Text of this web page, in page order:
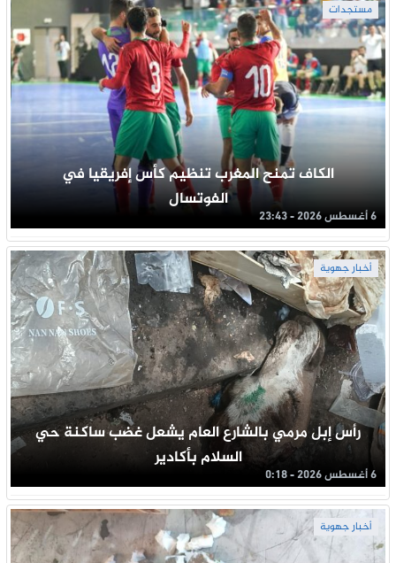
مستجدات
الكاف تمنح المغرب تنظيم كأس إفريقيا في
الفوتسال
6 أغسطس 2026 - 23:43
أخبار جهوية
رأس إبل مرمي بالشارع العام يشعل غضب ساكنة حي
السلام بأكادير
6 أغسطس 2026 - 0:18
أخبار جهوية